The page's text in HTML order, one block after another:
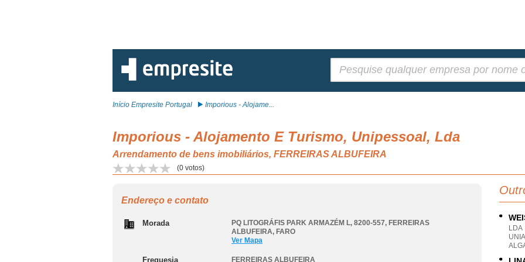
Início Empresite Portugal Imporious - Alojame...
Imporious - Alojamento E Turismo, Unipessoal, Lda
Arrendamento de bens imobiliários, FERREIRAS ALBUFEIRA
(0 votos)
Endereço e contato
Morada PQ LITOGRÁFIS PARK ARMAZÉM L, 8200-557, FERREIRAS
ALBUFEIRA, FARO
Ver Mapa
Freguesia FERREIRAS ALBUFEIRA
LDA